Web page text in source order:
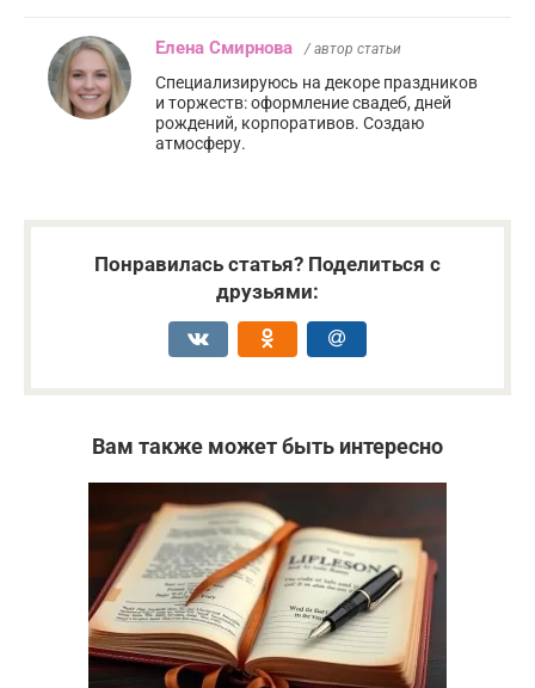
Елена Смирнова / автор статьи
Специализируюсь на декоре праздников
и торжеств: оформление свадеб, дней
рождений, корпоративов. Создаю
атмосферу.
Понравилась статья? Поделиться с
друзьями:
Вам также может быть интересно